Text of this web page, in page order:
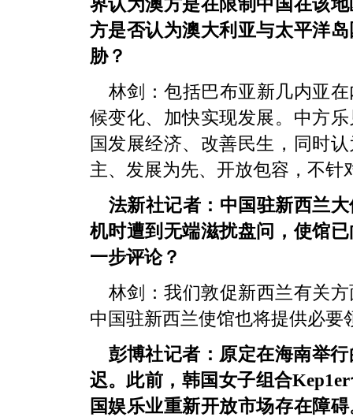
方是否认为澳大利亚与太平洋
胁？
林剑：包括巴布亚新几内亚
候变化、加快实现发展。中方
国发展经济、改善民生，同时
主、发展为先、开放包容，不针
法新社记者：中国驻新西兰
机时遭到无端滋扰盘问，使馆
一步评论？
林剑：我们敦促新西兰有关
中国驻新西兰使馆也将提供必要
彭博社记者：原定在海南举
迟。此前，韩国女子组合
国娱乐业重新开放市场存在障